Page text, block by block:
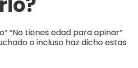
“No tienes edad para opinar”
o incluso haz dicho estas